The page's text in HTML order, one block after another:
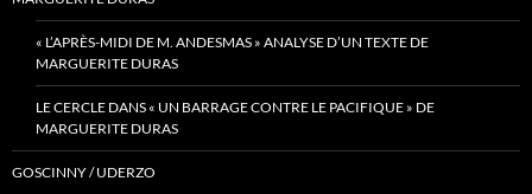
« L’APRÈS-MIDI DE M. ANDESMAS » ANALYSE D’UN TEXTE DE
MARGUERITE DURAS
LE CERCLE DANS « UN BARRAGE CONTRE LE PACIFIQUE » DE
MARGUERITE DURAS
GOSCINNY / UDERZO